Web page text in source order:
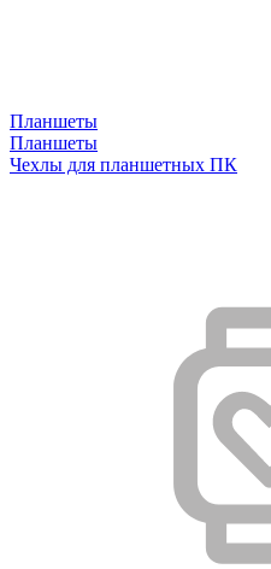
Планшеты
Планшеты
Чехлы для планшетных ПК